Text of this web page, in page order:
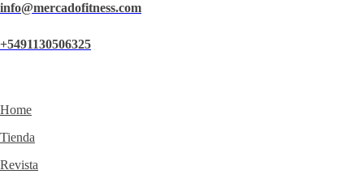
info@mercadofitness.com
+5491130506325
Home
Tienda
Revista